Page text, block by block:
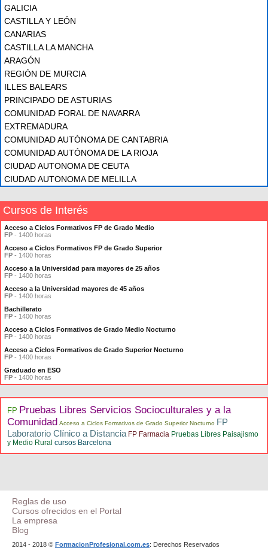
GALICIA
CASTILLA Y LEÓN
CANARIAS
CASTILLA LA MANCHA
ARAGÓN
REGIÓN DE MURCIA
ILLES BALEARS
PRINCIPADO DE ASTURIAS
COMUNIDAD FORAL DE NAVARRA
EXTREMADURA
COMUNIDAD AUTÓNOMA DE CANTABRIA
COMUNIDAD AUTÓNOMA DE LA RIOJA
CIUDAD AUTONOMA DE CEUTA
CIUDAD AUTONOMA DE MELILLA
Cursos de Interés
Acceso a Ciclos Formativos FP de Grado Medio
FP - 1400 horas
Acceso a Ciclos Formativos FP de Grado Superior
FP - 1400 horas
Acceso a la Universidad para mayores de 25 años
FP - 1400 horas
Acceso a la Universidad mayores de 45 años
FP - 1400 horas
Bachillerato
FP - 1400 horas
Acceso a Ciclos Formativos de Grado Medio Nocturno
FP - 1400 horas
Acceso a Ciclos Formativos de Grado Superior Nocturno
FP - 1400 horas
Graduado en ESO
FP - 1400 horas
FP Pruebas Libres Servicios Socioculturales y a la
Comunidad Acceso a Ciclos Formativos de Grado Superior Nocturno FP
Laboratorio Clínico a Distancia FP Farmacia Pruebas Libres Paisajismo
y Medio Rural cursos Barcelona
Reglas de uso
Cursos ofrecidos en el Portal
La empresa
Blog
2014 - 2018 © FormacionProfesional.com.es: Derechos Reservados